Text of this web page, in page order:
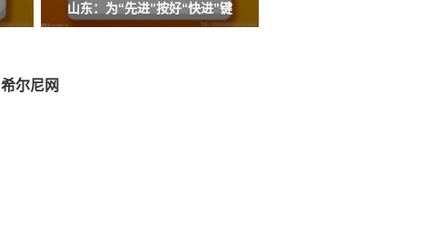
山东：为“先进”按好“快进”键
希尔尼网